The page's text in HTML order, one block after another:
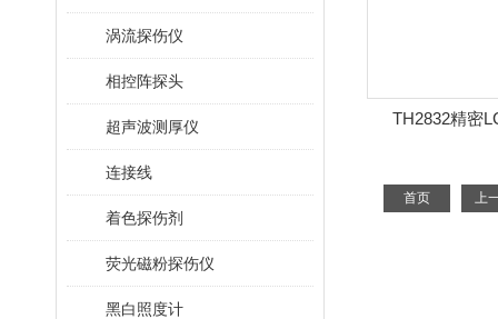
涡流探伤仪
相控阵探头
超声波测厚仪
连接线
着色探伤剂
荧光磁粉探伤仪
黑白照度计
TH2832精密
首页 上